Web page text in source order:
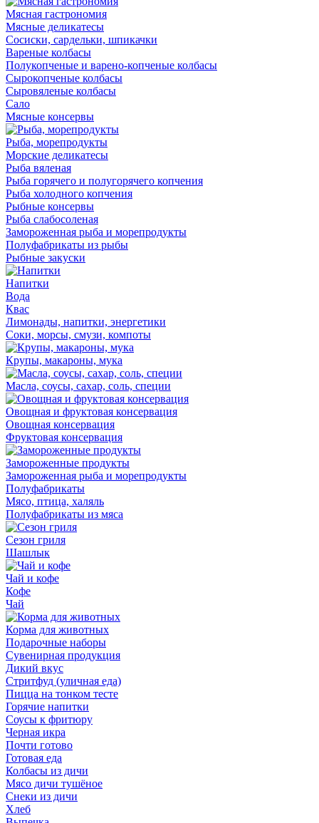
Мясная гастрономия
Мясные деликатесы
Сосиски, сардельки, шпикачки
Вареные колбасы
Полукопченые и варено-копченые колбасы
Сырокопченые колбасы
Сыровяленые колбасы
Сало
Мясные консервы
Рыба, морепродукты
Морские деликатесы
Рыба вяленая
Рыба горячего и полугорячего копчения
Рыба холодного копчения
Рыбные консервы
Рыба слабосоленая
Замороженная рыба и морепродукты
Полуфабрикаты из рыбы
Рыбные закуски
Напитки
Вода
Квас
Лимонады, напитки, энергетики
Соки, морсы, смузи, компоты
Крупы, макароны, мука
Масла, соусы, сахар, соль, специи
Овощная и фруктовая консервация
Овощная консервация
Фруктовая консервация
Замороженные продукты
Замороженная рыба и морепродукты
Полуфабрикаты
Мясо, птица, халяль
Полуфабрикаты из мяса
Сезон гриля
Шашлык
Чай и кофе
Кофе
Чай
Корма для животных
Подарочные наборы
Сувенирная продукция
Дикий вкус
Стритфуд (уличная еда)
Пицца на тонком тесте
Горячие напитки
Соусы к фритюру
Черная икра
Почти готово
Готовая еда
Колбасы из дичи
Мясо дичи тушёное
Снеки из дичи
Хлеб